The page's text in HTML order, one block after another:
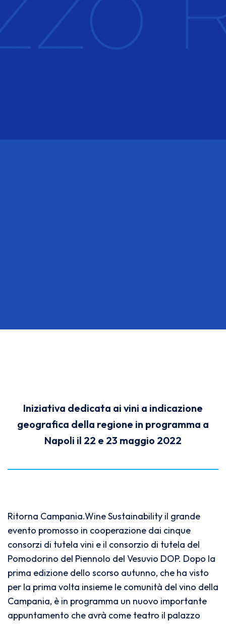
Iniziativa dedicata ai vini a indicazione
geografica della regione in programma a
Napoli il 22 e 23 maggio 2022
Ritorna Campania.Wine Sustainability il grande
evento promosso in cooperazione dai cinque
consorzi di tutela vini e il consorzio di tutela del
Pomodorino del Piennolo del Vesuvio DOP. Dopo la
prima edizione dello scorso autunno, che ha visto
per la prima volta insieme le comunità del vino della
Campania, è in programma un nuovo importante
appuntamento che avrà come teatro il palazzo